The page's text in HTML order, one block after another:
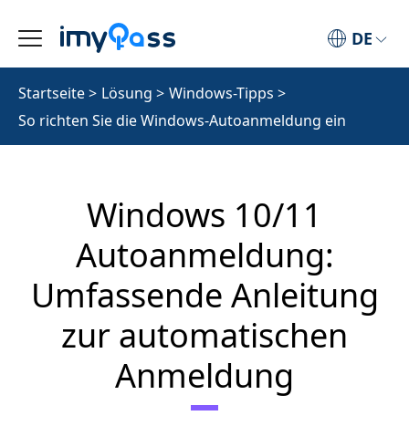
DE
Startseite> Lösung > Windows-Tipps >
So richten Sie die Windows-Autoanmeldung ein
Windows 10/11
Autoanmeldung:
Umfassende Anleitung
zur automatischen
Anmeldung